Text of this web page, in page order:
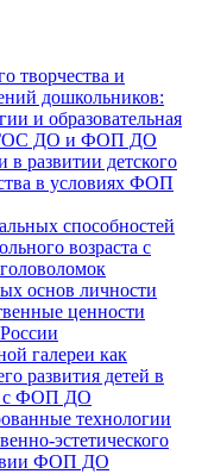
творчества и
дошкольников:
и образовательная
ДО и ФОП ДО
развитии детского
в условиях ФОП
способностей
возраста с
основ личности
ценности
галереи как
развития детей в
с ФОП ДО
технологии
эстетического
ФОП ДО